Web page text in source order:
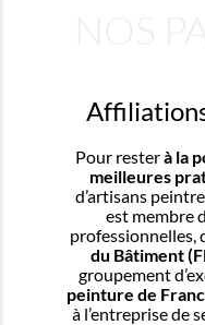
NOS
Pour resterà la
meilleures
d’artisans
est membre
professionnelles,
du Bâtiment
groupement
peinture de
à l’entreprise de